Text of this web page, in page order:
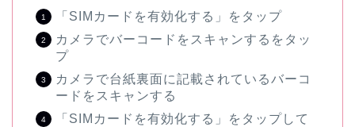
「SIMカードを有効化する」をタップ
カメラでバーコードをスキャンするをタッ
プ
カメラで台紙裏面に記載されているバーコ
ードをスキャンする
「SIMカードを有効化する」をタップして